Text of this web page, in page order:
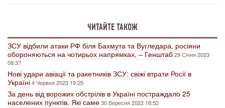
ЧИТАЙТЕ ТАКОЖ
ЗСУ відбили атаки РФ біля Бахмута та Вугледара, росіяни
обороняються на чотирьох напрямках, – Генштаб29 Січня 2023
08:37
Нові удари авіації та ракетників ЗСУ: свіжі втрати Росії в
Україні4 Червня 2023 19:25
За день від ворожих обстрілів в Україні постраждало 25
населених пунктів. Які саме30 Вересня 2022 18:52